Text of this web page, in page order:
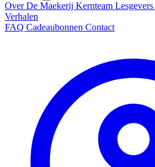
Over De Maekerij Kernteam Lesgevers
Verhalen
FAQ Cadeaubonnen Contact